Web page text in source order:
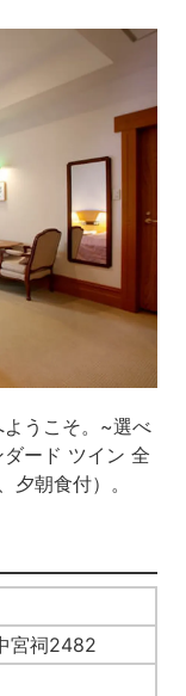
うこそ。~選べ
ード ツイン 全
朝食付）。
宮祠2482